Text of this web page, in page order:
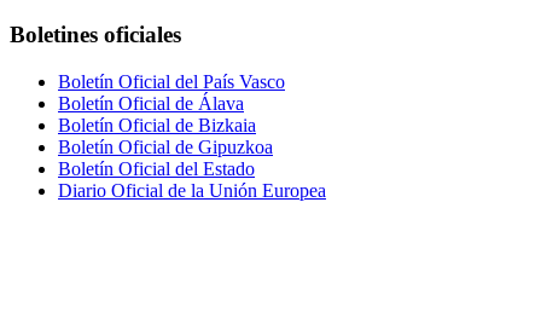
Boletines oficiales
Boletín Oficial del País Vasco
Boletín Oficial de Álava
Boletín Oficial de Bizkaia
Boletín Oficial de Gipuzkoa
Boletín Oficial del Estado
Diario Oficial de la Unión Europea